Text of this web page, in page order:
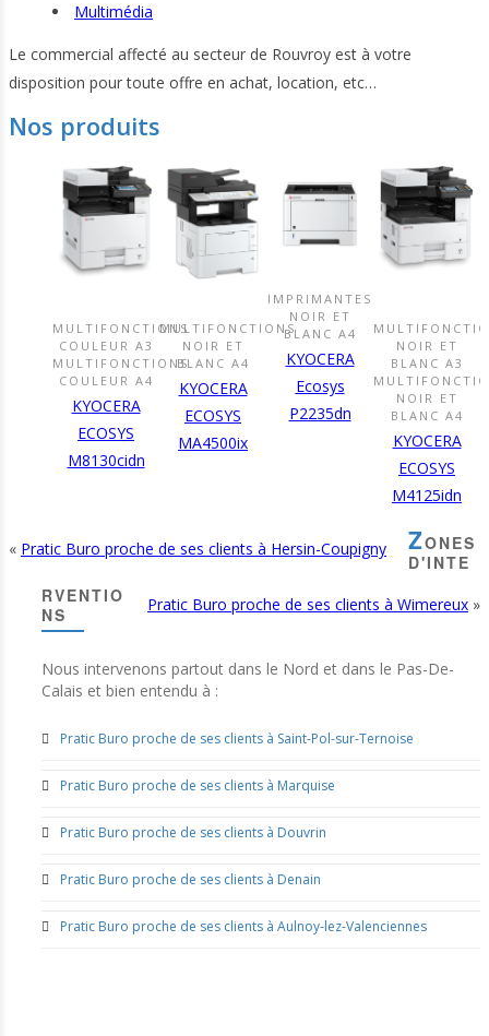
Multimédia
Le commercial affecté au secteur de Rouvroy est à votre
disposition pour toute offre en achat, location, etc…
Nos produits
DÉCOUVRIR
CE
PRODUIT
MULTIFONCTIONS
COULEUR A3
MULTIFONCTIONS
COULEUR A4
KYOCERA
ECOSYS
M8130cidn
DÉCOUVRIR
CE
MULTIFONCTIONS
NOIR ET
BLANC A4
KYOCERA
ECOSYS
MA4500ix
DÉCOUVRIR
CE
IMPRIMANTES
NOIR ET
BLANC A4
KYOCERA
Ecosys
P2235dn
CE
PRODUIT
NOIR ET
BLANC A3
NOIR ET
BLANC A4
KYOCERA
ECOSYS
M4125idn
« Pratic Buro proche de ses clients à Hersin-Coupigny
Pratic Buro proche de ses clients à Wimereux »
ZONES
D'INTE
RVENTIO
NS
Nous intervenons partout dans le Nord et dans le Pas-De-
Calais et bien entendu à :
Pratic Buro proche de ses clients à Saint-Pol-sur-Ternoise
Pratic Buro proche de ses clients à Marquise
Pratic Buro proche de ses clients à Douvrin
Pratic Buro proche de ses clients à Denain
Pratic Buro proche de ses clients à Aulnoy-lez-Valenciennes